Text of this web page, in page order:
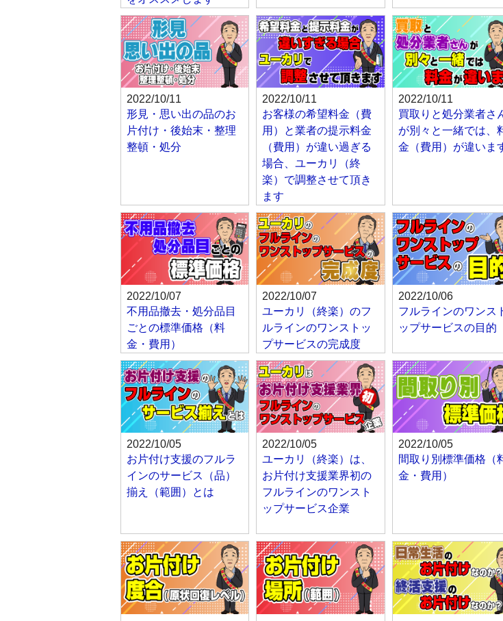
2022/10/11
形見・思い出の品のお
片付け・後始末・整理
整頓・処分
2022/10/11
お客様の希望料金（費
用）と業者の提示料金
（費用）が違い過ぎる
場合、ユーカリ（終
楽）で調整させて頂き
ます
2022/10/11
買取りと処分業者さ
が別々と一緒では、
金（費用）が違いま
2022/10/07
不用品撤去・処分品目
ごとの標準価格（料
金・費用）
2022/10/07
ユーカリ（終楽）のフ
ルラインのワンストッ
プサービスの完成度
2022/10/06
フルラインのワンス
ップサービスの目的
2022/10/05
お片付け支援のフルラ
インのサービス（品）
揃え（範囲）とは
2022/10/05
ユーカリ（終楽）は、
お片付け支援業界初の
フルラインのワンスト
ップサービス企業
2022/10/05
間取り別標準価格（
金・費用）